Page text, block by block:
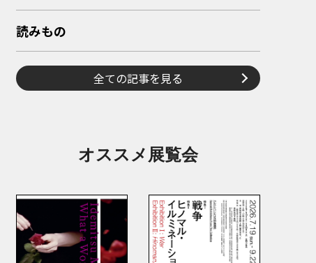
読みもの
全ての記事を見る
オススメ展覧会